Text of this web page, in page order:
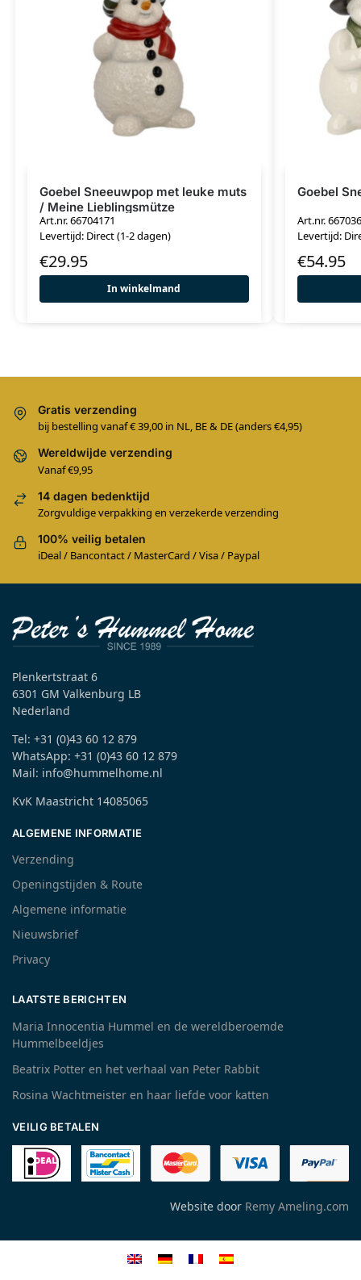
Goebel Sneeuwpop met leuke muts
/ Meine Lieblingsmütze
Art.nr. 66704171
Levertijd: Direct (1-2 dagen)
€29.95
In winkelmand
Goebel
Art.nr.
Levertijd:
€54.95
Gratis verzending
bij bestelling vanaf € 39,00 in NL, BE & DE (anders €4,95)
Wereldwijde verzending
Vanaf €9,95
14 dagen bedenktijd
Zorgvuldige verpakking en verzekerde verzending
100% veilig betalen
iDeal / Bancontact / MasterCard / Visa / Paypal
Plenkertstraat 6
6301 GM Valkenburg LB
Nederland
Tel: +31 (0)43 60 12 879
WhatsApp: +31 (0)43 60 12 879
Mail: info@hummelhome.nl
KvK Maastricht 14085065
ALGEMENE INFORMATIE
Verzending
Openingstijden & Route
Algemene informatie
Nieuwsbrief
Privacy
LAATSTE BERICHTEN
Maria Innocentia Hummel en de wereldberoemde
Hummelbeeldjes
Beatrix Potter en het verhaal van Peter Rabbit
Rosina Wachtmeister en haar liefde voor katten
VEILIG BETALEN
Website door Remy Ameling.com